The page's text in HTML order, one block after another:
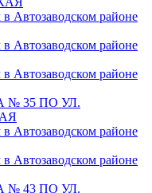
районе
районе
районе
35 ПО УЛ.
районе
районе
43 ПО УЛ.